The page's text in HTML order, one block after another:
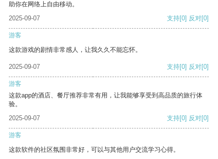
助你在网络上自由移动。
2025-09-07
支持[0] 反对[0]
游客
这款游戏的剧情非常感人，让我久久不能忘怀。
2025-09-07 支持[0] 反对[0]
游客
这款app的酒店、餐厅推荐非常有用，让我能够享受到高品质的旅行体
验。
2025-09-07
支持[0] 反对[0]
游客
这款软件的社区氛围非常好，可以与其他用户交流学习心得。